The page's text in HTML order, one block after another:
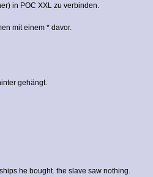
in POC XXL zu verbinden.
mit einem * davor.
gehängt.
he bought. the slave saw nothing.